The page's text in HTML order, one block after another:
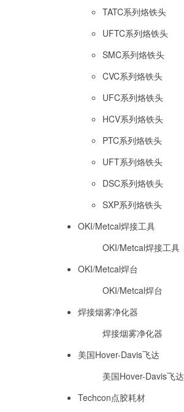
TATC系列烙铁头
UFTC系列烙铁头
SMC系列烙铁头
CVC系列烙铁头
UFC系列烙铁头
HCV系列烙铁头
PTC系列烙铁头
UFT系列烙铁头
DSC系列烙铁头
SXP系列烙铁头
OKI/Metcal焊接工具
OKI/Metcal焊接工具
OKI/Metcal焊台
OKI/Metcal焊台
焊接烟雾净化器
焊接烟雾净化器
美国Hover-Davis飞达
美国Hover-Davis飞达
Techcon点胶耗材